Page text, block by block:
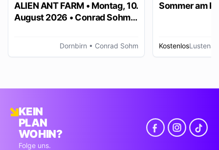
ALIEN ANT FARM • Montag, 10.
August 2026 • Conrad Sohm
Dornbirn • Conrad Sohm
Sommer am
KostenlosLustenau
KEIN
PLAN
WOHIN?
Folge uns.